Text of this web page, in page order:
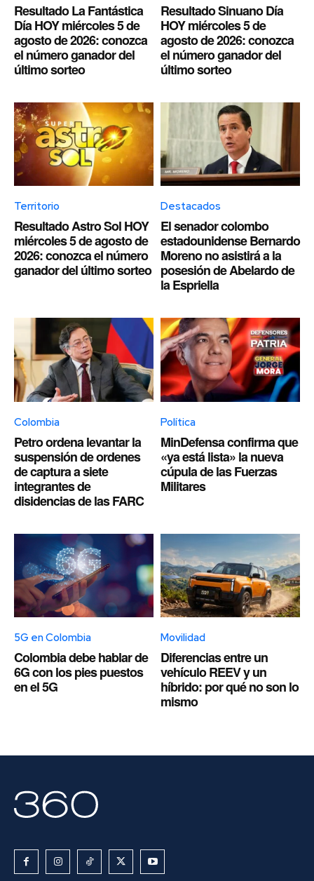
Resultado La Fantástica
Día HOY miércoles 5 de
agosto de 2026: conozca
el número ganador del
último sorteo
Resultado Sinuano Día
HOY miércoles 5 de
agosto de 2026: conozca
el número ganador del
último sorteo
Territorio
Resultado Astro Sol HOY
miércoles 5 de agosto de
2026: conozca el número
ganador del último sorteo
Destacados
El senador colombo
estadounidense Bernardo
Moreno no asistirá a la
posesión de Abelardo de
la Espriella
Colombia
Petro ordena levantar la
suspensión de ordenes
de captura a siete
integrantes de
disidencias de las FARC
Política
MinDefensa confirma que
«ya está lista» la nueva
cúpula de las Fuerzas
Militares
5G en Colombia
Colombia debe hablar de
6G con los pies puestos
en el 5G
Movilidad
Diferencias entre un
vehículo REEV y un
híbrido: por qué no son lo
mismo